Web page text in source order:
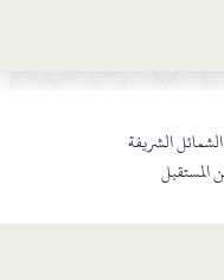
الشمائل الشريفة